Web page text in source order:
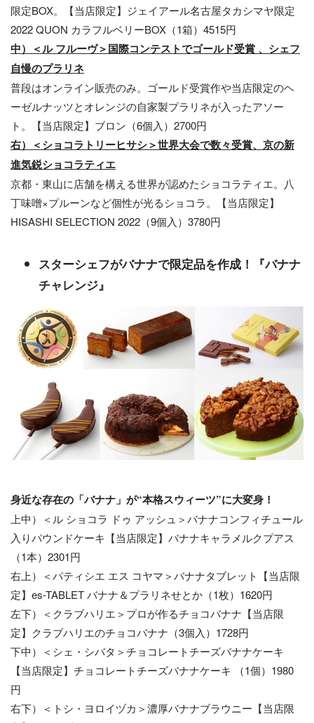
限定BOX。【当店限定】ジェイアール名古屋タカシマヤ限定
2022 QUON カラフルベリーBOX（1箱）4515円
中）＜ル フルーヴ＞国際コンテストでゴールド受賞 、シェフ
自慢のプラリネ
普段はオンライン販売のみ。ゴールド受賞作や当店限定のヘ
ーゼルナッツとオレンジの自家製プラリネが入ったアソー
ト。【当店限定】ブロン（6個入）2700円
右）＜ショコラトリーヒサシ＞世界大会で数々受賞、京の新
進気鋭ショコラティエ
京都・東山に店舗を構える世界が認めたショコラティエ。八
丁味噌×プルーンなど個性が光るショコラ。【当店限定】
HISASHI SELECTION 2022（9個入）3780円
スターシェフがバナナで限定品を作成！『バナナ
チャレンジ』
身近な存在の「バナナ」が“本格スウィーツ”に大変身！
上中）＜ル ショコラ ドゥ アッシュ＞バナナコンフィチュール
入りパウンドケーキ【当店限定】バナナキャラメルクプアス
（1本）2301円
右上）＜パティシエ エス コヤマ＞バナナタブレット【当店限
定】es-TABLET バナナ＆プラリネせとか（1枚）1620円
左下）＜クラブハリエ＞プロが作るチョコバナナ【当店限
定】クラブハリエのチョコバナナ（3個入）1728円
下中）＜シェ・シバタ＞チョコレートチーズバナナケーキ
【当店限定】チョコレートチーズバナナケーキ （1個）1980
円
右下）＜トシ・ヨロイヅカ＞濃厚バナナブラウニー【当店限